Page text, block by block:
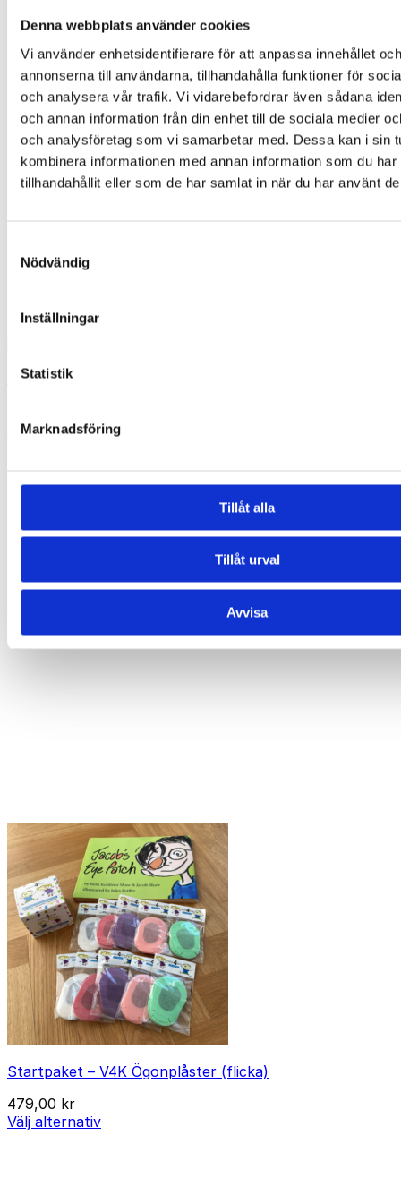
Denna webbplats använder cookies
Vi använder enhetsidentifierare för att anpassa innehållet och
annonserna till användarna, tillhandahålla funktioner för
och analysera vår trafik. Vi vidarebefordrar även sådana
och annan information från din enhet till de sociala medier
och analysföretag som vi samarbetar med. Dessa kan i sin
kombinera informationen med annan information som du har
tillhandahållit eller som de har samlat in när du har använt
Nödvändig
Inställningar
Statistik
Marknadsföring
Tillåt alla
Tillåt urval
Avvisa
flera
varianter.
De
olika
alternativen
kan
väljas
på
produktsidan
50 st. V4K Ögonplåster
Lägg till i varukorg
Startpaket – V4K Ögonplåster (flicka)
479,00 kr
Välj alternativ